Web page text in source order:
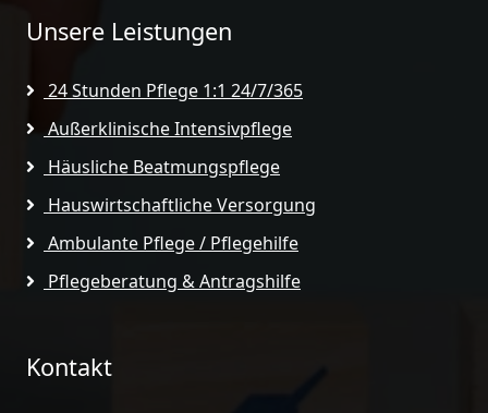
Unsere Leistungen
24 Stunden Pflege 1:1 24/7/365
Außerklinische Intensivpflege
Häusliche Beatmungspflege
Hauswirtschaftliche Versorgung
Ambulante Pflege / Pflegehilfe
Pflegeberatung & Antragshilfe
Kontakt